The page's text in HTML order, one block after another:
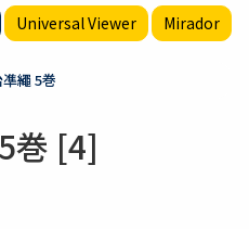
Universal Viewer Mirador
繩 5巻
巻 [4]